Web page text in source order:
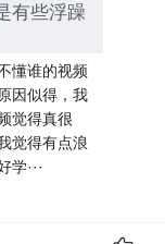
有些浮躁
懂谁的视频
因似得，我
觉得真很
觉得有点浪
···